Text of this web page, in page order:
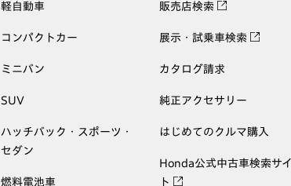
軽自動車
コンパクトカー
ミニバン
SUV
ハッチバック・スポーツ・
セダン
燃料電池車
販売店検索
展示・試乗車検索
カタログ請求
純正アクセサリー
はじめてのクルマ購入
Honda公式中古車検索サイ
ト